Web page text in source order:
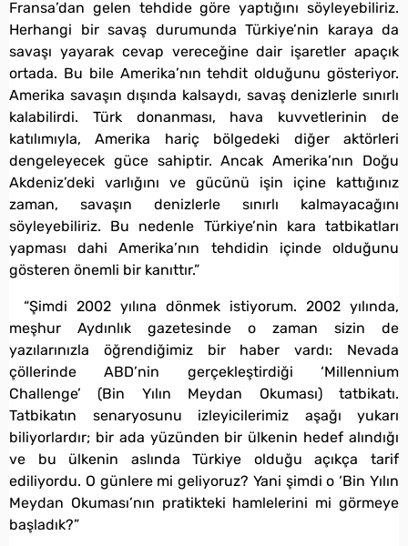
Fransa’dan gelen tehdide göre yaptığını söyleyebiliriz.
Herhangi bir savaş durumunda Türkiye’nin karaya da
savaşı yayarak cevap vereceğine dair işaretler apaçık
ortada. Bu bile Amerika’nın tehdit olduğunu gösteriyor.
Amerika savaşın dışında kalsaydı, savaş denizlerle sınırlı
kalabilirdi. Türk donanması, hava kuvvetlerinin de
katılımıyla, Amerika hariç bölgedeki diğer aktörleri
dengeleyecek güce sahiptir. Ancak Amerika’nın Doğu
Akdeniz’deki varlığını ve gücünü işin içine kattığınız
zaman, savaşın denizlerle sınırlı kalmayacağını
söyleyebiliriz. Bu nedenle Türkiye’nin kara tatbikatları
yapması dahi Amerika’nın tehdidin içinde olduğunu
gösteren önemli bir kanıttır.”
“Şimdi 2002 yılına dönmek istiyorum. 2002 yılında,
meşhur Aydınlık gazetesinde o zaman sizin de
yazılarınızla öğrendiğimiz bir haber vardı: Nevada
çöllerinde ABD’nin gerçekleştirdiği ‘Millennium
Challenge’ (Bin Yılın Meydan Okuması) tatbikatı.
Tatbikatın senaryosunu izleyicilerimiz aşağı yukarı
biliyorlardır; bir ada yüzünden bir ülkenin hedef alındığı
ve bu ülkenin aslında Türkiye olduğu açıkça tarif
ediliyordu. O günlere mi geliyoruz? Yani şimdi o ‘Bin Yılın
Meydan Okuması’nın pratikteki hamlelerini mi görmeye
başladık?”